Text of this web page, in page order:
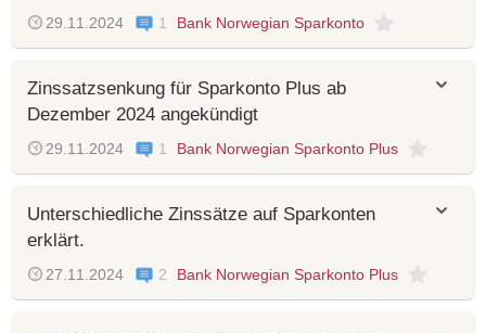
29.11.2024 1 Bank Norwegian Sparkonto
Zinssatzsenkung für Sparkonto Plus ab
Dezember 2024 angekündigt
29.11.2024 1 Bank Norwegian Sparkonto Plus
Unterschiedliche Zinssätze auf Sparkonten
erklärt.
27.11.2024 2 Bank Norwegian Sparkonto Plus